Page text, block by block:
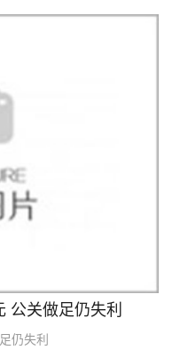
公关做足仍失利
仍失利